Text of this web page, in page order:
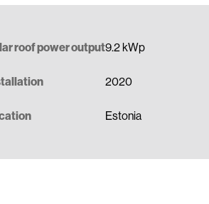
roof power output9.2 kWp
2020
Estonia